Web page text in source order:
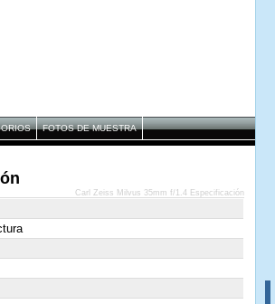
FOTOS DE MUESTRA
Carl Zeiss Milvus 35mm f/1.4 Especificación